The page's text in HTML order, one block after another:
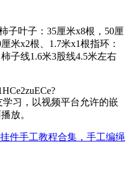
子叶子：35厘米x8根，50厘
米x2根、1.7米x1根指环：
子线1.6米3股线4.5米左右
学习，以视频平台允许的嵌
放。